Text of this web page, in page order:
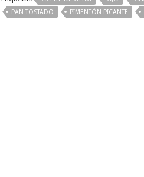
PAN TOSTADO
PIMENTÓN PICANTE